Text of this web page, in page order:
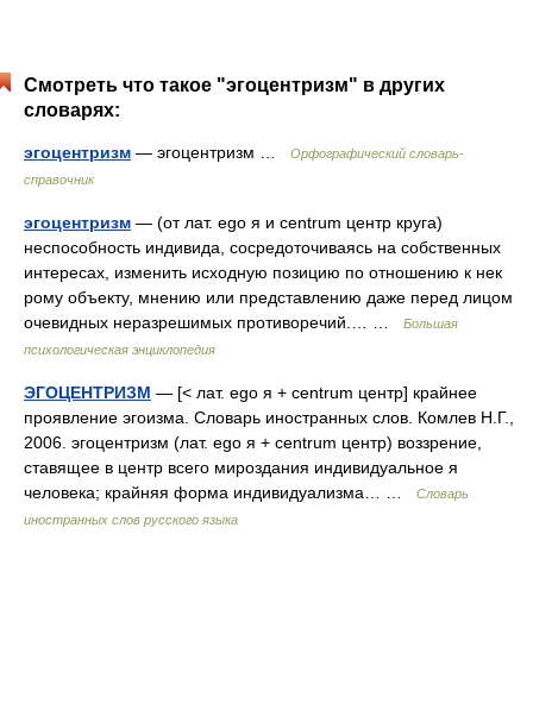
Смотреть что такое "эгоцентризм" в других
словарях:
эгоцентризм — эгоцентризм …
Орфографический словарь-
справочник
эгоцентризм — (от лат. ego я и centrum центр круга)
неспособность индивида, сосредоточиваясь на собственных
интересах, изменить исходную позицию по отношению к нек
рому объекту, мнению или представлению даже перед лицом
очевидных неразрешимых противоречий.… …
Большая
психологическая энциклопедия
ЭГОЦЕНТРИЗМ — [< лат. ego я + centrum центр] крайнее
проявление эгоизма. Словарь иностранных слов. Комлев Н.Г.,
2006. эгоцентризм (лат. ego я + centrum центр) воззрение,
ставящее в центр всего мироздания индивидуальное я
человека; крайняя форма индивидуализма… …
Словарь
иностранных слов русского языка